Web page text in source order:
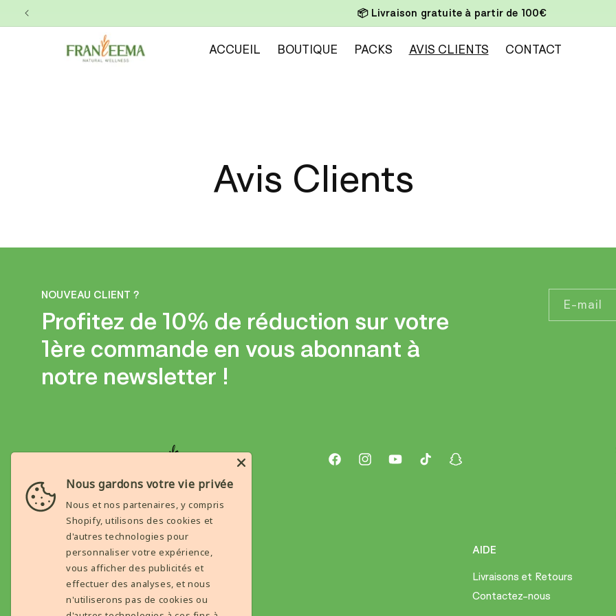
passer
au
📦 Livraison gratuite à partir de 100€
ACCUEIL BOUTIQUE PACKS AVIS CLIENTS CONTACT
Avis Clients
NOUVEAU CLIENT ?
Profitez de 10% de réduction sur votre
1ère commande en vous abonnant à
notre newsletter !
E-mail
FacebookInstagramYouTubeTikTok Snapchat
ABOUT
Condition général de ventes
AIDE
Livraisons et Retours
Contactez-nous
Nous gardons votre vie privée
Nous et nos partenaires, y compris
Shopify, utilisons des cookies et
d'autres technologies pour
personnaliser votre expérience,
vous afficher des publicités et
effectuer des analyses, et nous
n'utiliserons pas de cookies ou